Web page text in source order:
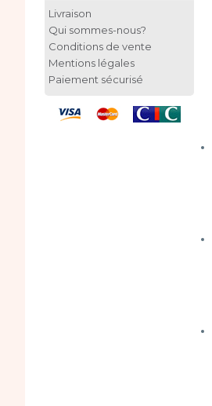
Livraison
Qui sommes-nous?
Conditions de vente
Mentions légales
Paiement sécurisé